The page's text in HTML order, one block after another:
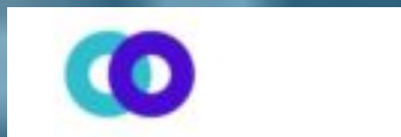
содержимому